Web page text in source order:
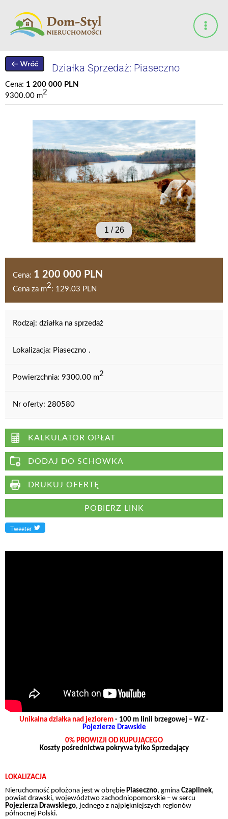
treści
1 / 26
Działka Sprzedaż: Piaseczno
Cena: 1 200 000 PLN
9300.00 m2
Cena: 1 200 000 PLN
Cena za m2: 129.03 PLN
Rodzaj: działka na sprzedaż
Lokalizacja: Piaseczno .
Powierzchnia: 9300.00 m2
Nr oferty: 280580
KALKULATOR OPŁAT
DODAJ DO SCHOWKA
DRUKUJ OFERTĘ
POBIERZ LINK
Tweeter
Unikalna działka nad jeziorem - 100 m linii brzegowej – WZ -
Pojezierze Drawskie
0% PROWIZJI OD KUPUJĄCEGO
Koszty pośrednictwa pokrywa tylko Sprzedający
LOKALIZACJA
Nieruchomość położona jest w obrębie Piaseczno, gmina Czaplinek,
powiat drawski, województwo zachodniopomorskie – w sercu
Pojezierza Drawskiego, jednego z najpiękniejszych regionów
północnej Polski.